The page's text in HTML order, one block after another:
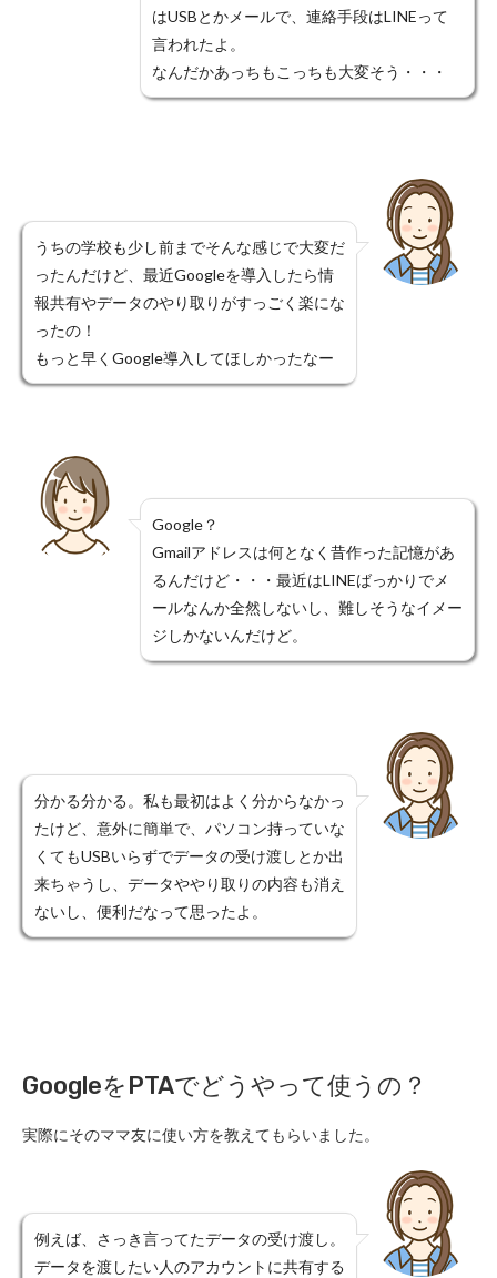
はUSBとかメールで、連絡手段はLINEって
言われたよ。
なんだかあっちもこっちも大変そう・・・
うちの学校も少し前までそんな感じで大変だ
ったんだけど、最近Googleを導入したら情
報共有やデータのやり取りがすっごく楽にな
ったの！
もっと早くGoogle導入してほしかったなー
Google？
Gmailアドレスは何となく昔作った記憶があ
るんだけど・・・最近はLINEばっかりでメ
ールなんか全然しないし、難しそうなイメー
ジしかないんだけど。
分かる分かる。私も最初はよく分からなかっ
たけど、意外に簡単で、パソコン持っていな
くてもUSBいらずでデータの受け渡しとか出
来ちゃうし、データややり取りの内容も消え
ないし、便利だなって思ったよ。
GoogleをPTAでどうやって使うの？
実際にそのママ友に使い方を教えてもらいました。
例えば、さっき言ってたデータの受け渡し。
データを渡したい人のアカウントに共有する